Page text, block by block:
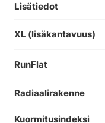
Lisätiedot
XL (lisäkantavuus)
RunFlat
Radiaalirakenne
Kuormitusindeksi